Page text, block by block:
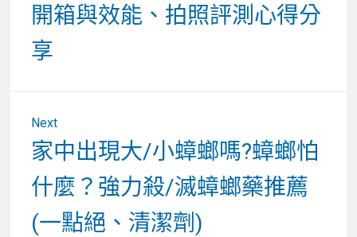
開箱與效能、拍照評測心得分
享
Next
Next
post:
家中出現大/小蟑螂嗎?蟑螂怕
什麼？強力殺/滅蟑螂藥推薦
(一點絕、清潔劑)